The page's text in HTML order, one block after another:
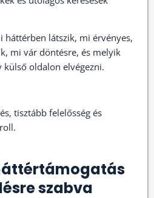
háttérben látszik, mi érvényes,
mi vár döntésre, és melyik
oldalon elvégezni.
tisztább felelősség és
szabva